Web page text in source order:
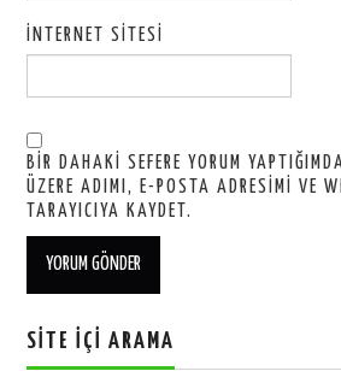
İNTERNET SITESI
BIR DAHAKI SEFERE YORUM
ÜZERE ADIMI, E-POSTA ADRESIMI VE
TARAYICIYA KAYDET.
SITE İÇI ARAMA